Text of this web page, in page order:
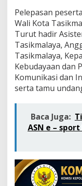
a
l
a
m
Q
R
I
S
U
n
l
T
H
a
Pelepasan
Wali Kota
Turut hadir
Tasikmalaya,
Tasikmalaya,
Kebudayaan dan
Komunikasi dan
serta tamu
Baca Juga:
ASN e –